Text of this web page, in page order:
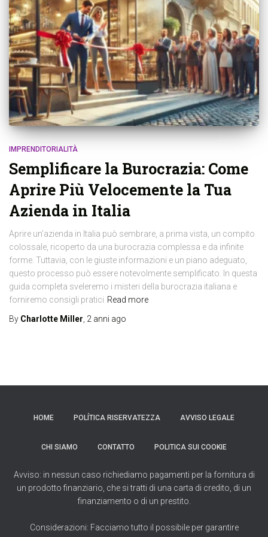
IMPRENDITORIALITÀ
Semplificare la Burocrazia: Come
Aprire Più Velocemente la Tua
Azienda in Italia
​Aprire un’azienda in Italia può sembrare, a prima vista, un compito
colossale, ricoperto da una burocrazia complessa e da infinite
forme. Tuttavia, con le giuste informazioni e un piano adeguato,
questo processo può essere notevolmente semplificato. In questa
guida completa sveleremo i misteri della burocrazia italiana e
forniremo consigli pratici Read more
By Charlotte Miller 2 anni ago
HOME POLÍTICA RISERVATEZZA AVVISO LEGALE
CHI SIAMO CONTATTO POLITICA SUI COOKIE
Avviso: in nessun caso richiediamo pagamenti per la fornitura di
un prodotto finanziario, che si tratti di una carta di credito, di un
finanziamento o di un prestito.
Considerazioni: Facciamo tutto il possibile per garantire